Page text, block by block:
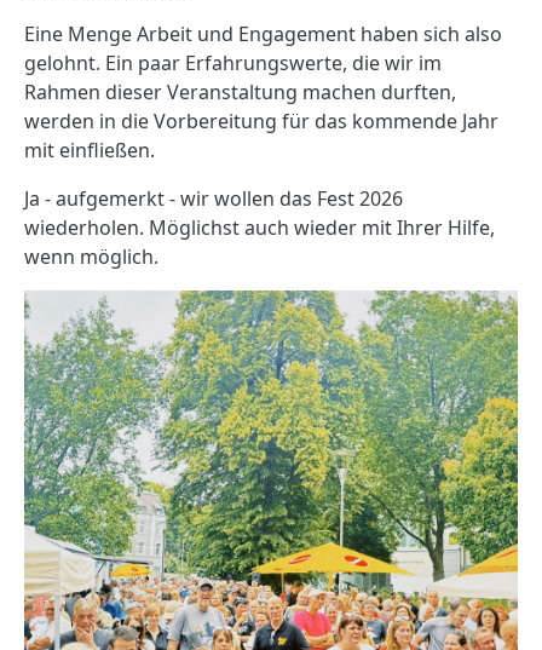
Eine Menge Arbeit und Engagement haben sich also
gelohnt. Ein paar Erfahrungswerte, die wir im
Rahmen dieser Veranstaltung machen durften,
werden in die Vorbereitung für das kommende Jahr
mit einfließen.
Ja - aufgemerkt - wir wollen das Fest 2026
wiederholen. Möglichst auch wieder mit Ihrer Hilfe,
wenn möglich.